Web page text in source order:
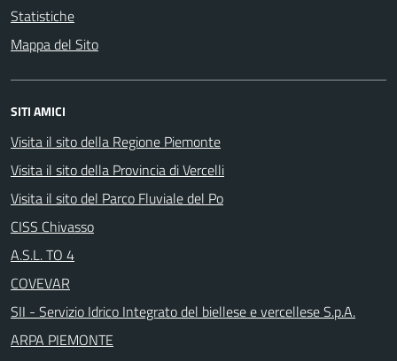
Statistiche
Mappa del Sito
SITI AMICI
Visita il sito della Regione Piemonte
Visita il sito della Provincia di Vercelli
Visita il sito del Parco Fluviale del Po
CISS Chivasso
A.S.L. TO 4
COVEVAR
SII - Servizio Idrico Integrato del biellese e vercellese S.p.A.
ARPA PIEMONTE